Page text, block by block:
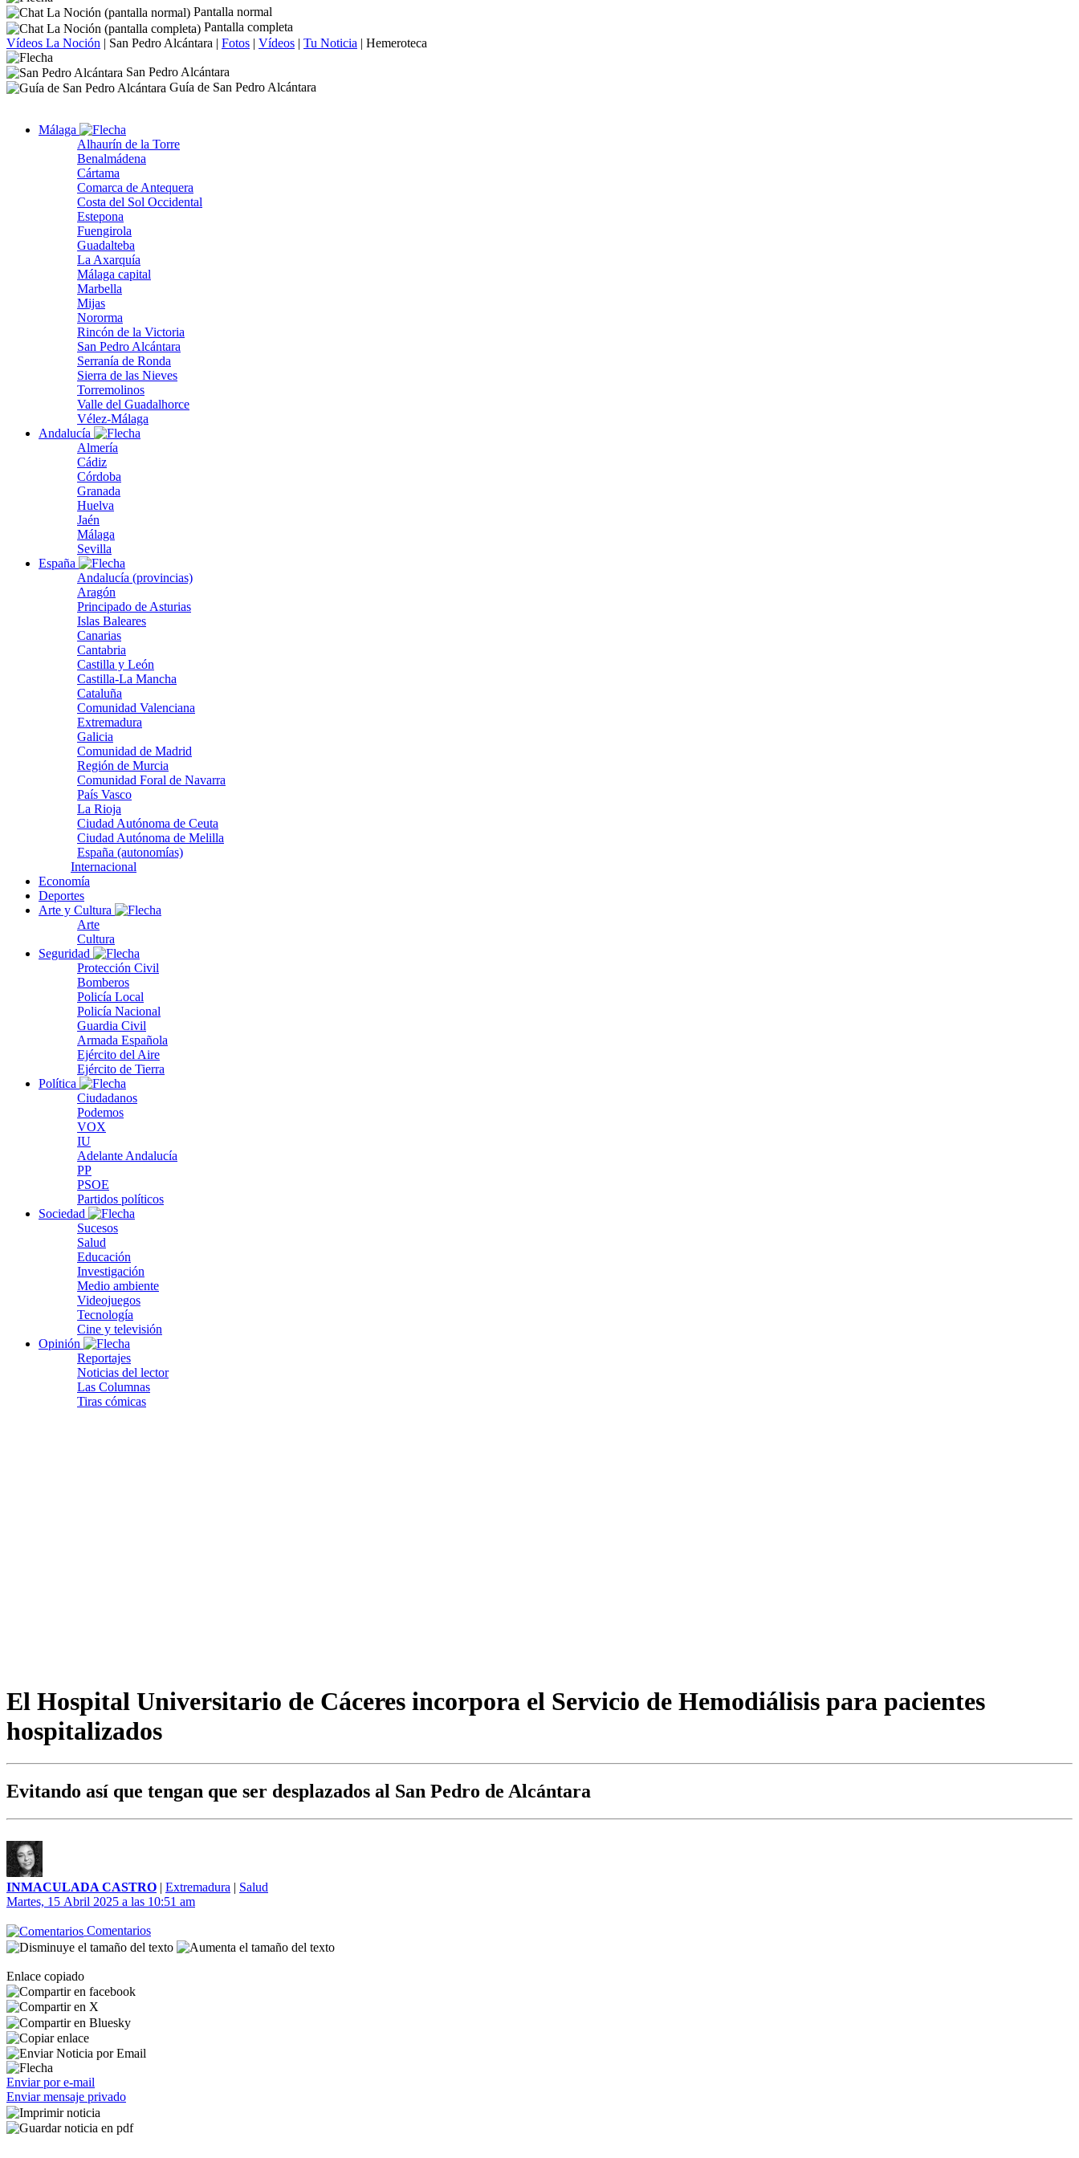
Pantalla normal
Pantalla completa
Vídeos La Noción | San Pedro Alcántara | Fotos | Vídeos | Tu Noticia | Hemeroteca
San Pedro Alcántara
Guía de San Pedro Alcántara
Málaga
Alhaurín de la Torre
Benalmádena
Cártama
Comarca de Antequera
Costa del Sol Occidental
Estepona
Fuengirola
Guadalteba
La Axarquía
Málaga capital
Marbella
Mijas
Nororma
Rincón de la Victoria
San Pedro Alcántara
Serranía de Ronda
Sierra de las Nieves
Torremolinos
Valle del Guadalhorce
Vélez-Málaga
Andalucía
Almería
Cádiz
Córdoba
Granada
Huelva
Jaén
Málaga
Sevilla
España
Andalucía (provincias)
Aragón
Principado de Asturias
Islas Baleares
Canarias
Cantabria
Castilla y León
Castilla-La Mancha
Cataluña
Comunidad Valenciana
Extremadura
Galicia
Comunidad de Madrid
Región de Murcia
Comunidad Foral de Navarra
País Vasco
La Rioja
Ciudad Autónoma de Ceuta
Ciudad Autónoma de Melilla
España (autonomías)
Internacional
Economía
Deportes
Arte y Cultura
Arte
Cultura
Seguridad
Protección Civil
Bomberos
Policía Local
Policía Nacional
Guardia Civil
Armada Española
Ejército del Aire
Ejército de Tierra
Política
Ciudadanos
Podemos
VOX
IU
Adelante Andalucía
PP
PSOE
Partidos políticos
Sociedad
Sucesos
Salud
Educación
Investigación
Medio ambiente
Videojuegos
Tecnología
Cine y televisión
Opinión
Reportajes
Noticias del lector
Las Columnas
Tiras cómicas
El Hospital Universitario de Cáceres incorpora el Servicio de Hemodiálisis para pacientes
hospitalizados
Evitando así que tengan que ser desplazados al San Pedro de Alcántara
INMACULADA CASTRO | Extremadura | Salud
Martes, 15 Abril 2025 a las 10:51 am
Comentarios
Enlace copiado
Enviar por e-mail
Enviar mensaje privado